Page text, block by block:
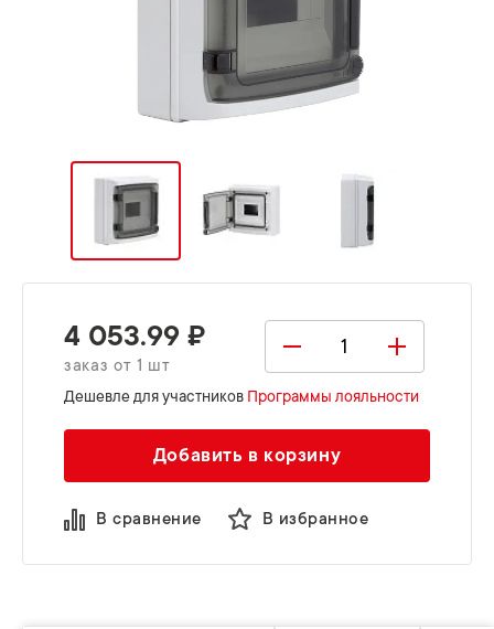
4 053.99 ₽
заказ от 1 шт
Дешевле для участников Программы лояльности
Добавить в корзину
В сравнение В избранное